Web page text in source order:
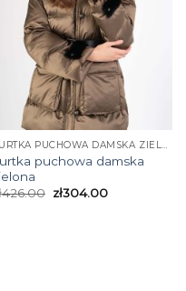
KURTKA PUCHOWA DAMSKA ZIELONA
puchowa damska
426.00 zł304.00